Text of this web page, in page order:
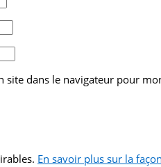
dans le navigateur pour
En savoir plus sur la